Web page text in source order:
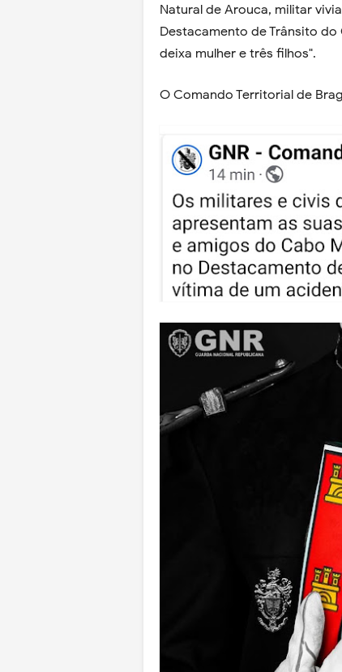
Natural de Arouca, militar
Destacamento de Trânsito
deixa mulher e três filhos".
O Comando Territorial de